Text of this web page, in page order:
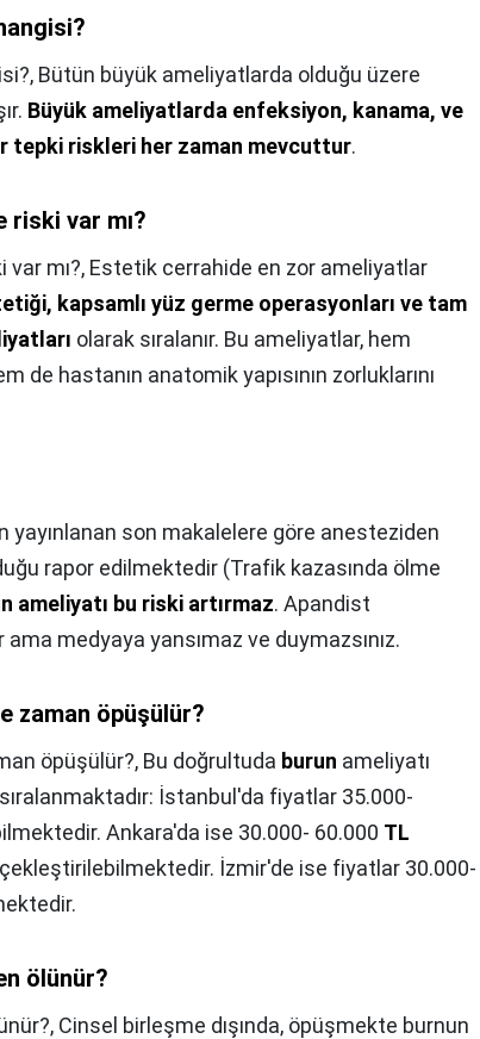
Bütün büyük ameliyatlarda olduğu üzere
Büyük ameliyatlarda enfeksiyon, kanama, ve
tepki riskleri her zaman mevcuttur.
riski var mı?
mı?, Estetik cerrahide en zor ameliyatlar
kapsamlı yüz germe operasyonları ve tam
olarak sıralanır. Bu ameliyatlar, hem
de hastanın anatomik yapısının zorluklarını
yayınlanan son makalelere göre anesteziden
rapor edilmektedir (Trafik kazasında ölme
ameliyatı bu riski artırmaz. Apandist
medyaya yansımaz ve duymazsınız.
zaman öpüşülür?
öpüşülür?, Bu doğrultuda burun ameliyatı
İstanbul'da fiyatlar 35.000-
Ankara'da ise 30.000- 60.000 TL
İzmir'de ise fiyatlar 30.000-
ölünür?
Cinsel birleşme dışında, öpüşmekte burnun